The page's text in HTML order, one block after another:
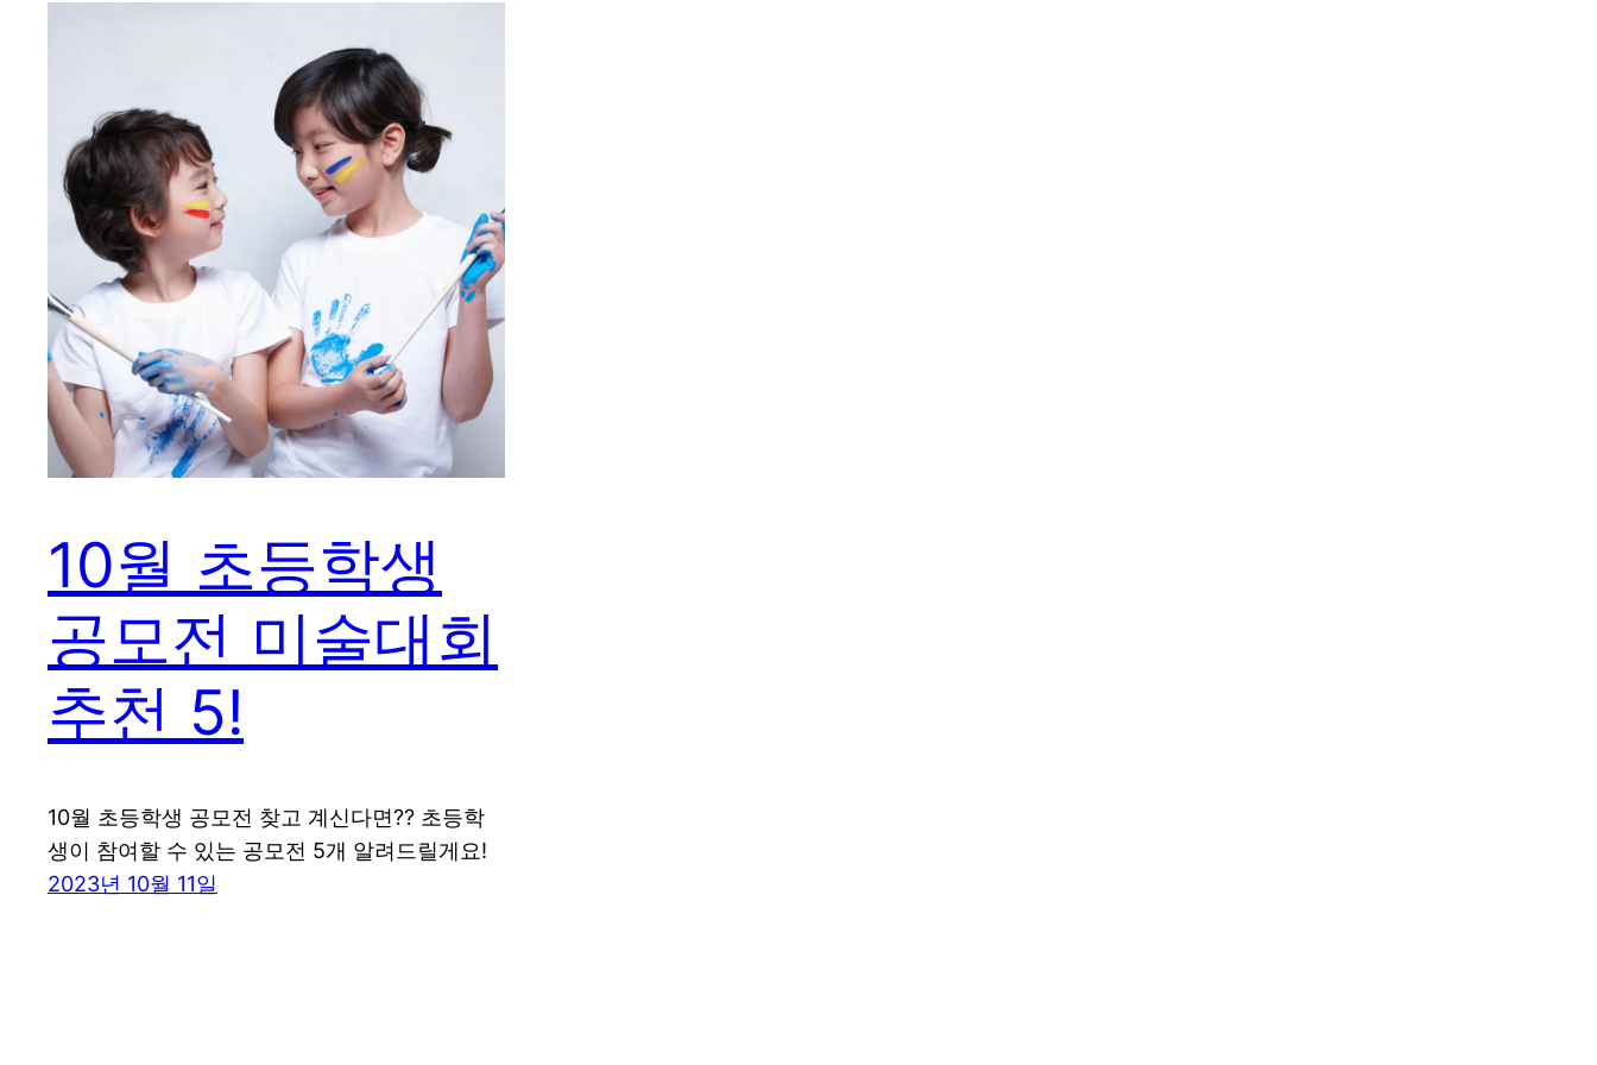
10월 초등학생
공모전 미술대회
추천 5!
10월 초등학생 공모전 찾고 계신다면?? 초등학
생이 참여할 수 있는 공모전 5개 알려드릴게요!
2023년 10월 11일